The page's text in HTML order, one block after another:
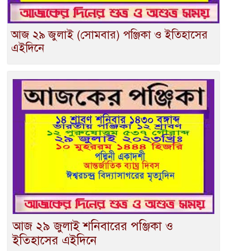
আজ ২৯ জুলাই (সোমবার) পঞ্জিকা ও ইতিহাসের
এইদিনে
আজ ২৯ জুলাই শনিবারের পঞ্জিকা ও
ইতিহাসের এইদিনে